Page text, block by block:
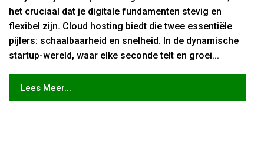
het cruciaal dat je digitale fundamenten stevig en
flexibel zijn. Cloud hosting biedt die twee essentiële
pijlers: schaalbaarheid en snelheid. In de dynamische
startup-wereld, waar elke seconde telt en groei...
Lees Meer...